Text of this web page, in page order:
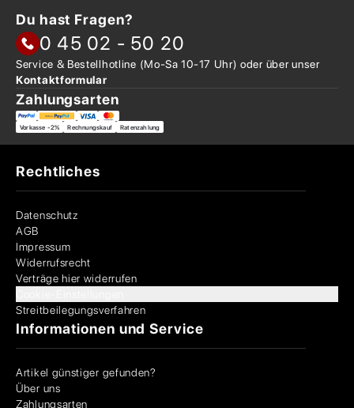
Du hast Fragen?
0 45 02 - 50 20
Service & Bestellhotline (Mo-Sa 10-17 Uhr) oder überunser
Kontaktformular
Zahlungsarten
Vorkasse -2% Rechnungskauf Ratenzahlung
Rechtliches
Datenschutz
AGB
Impressum
Widerrufsrecht
Verträge hier widerrufen
Streitbeilegungsverfahren
Informationen und Service
Artikel günstiger gefunden?
Über uns
Zahlungsarten